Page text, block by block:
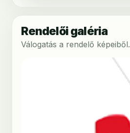
Rendelői galéria
Válogatás a rendelő képeiből.